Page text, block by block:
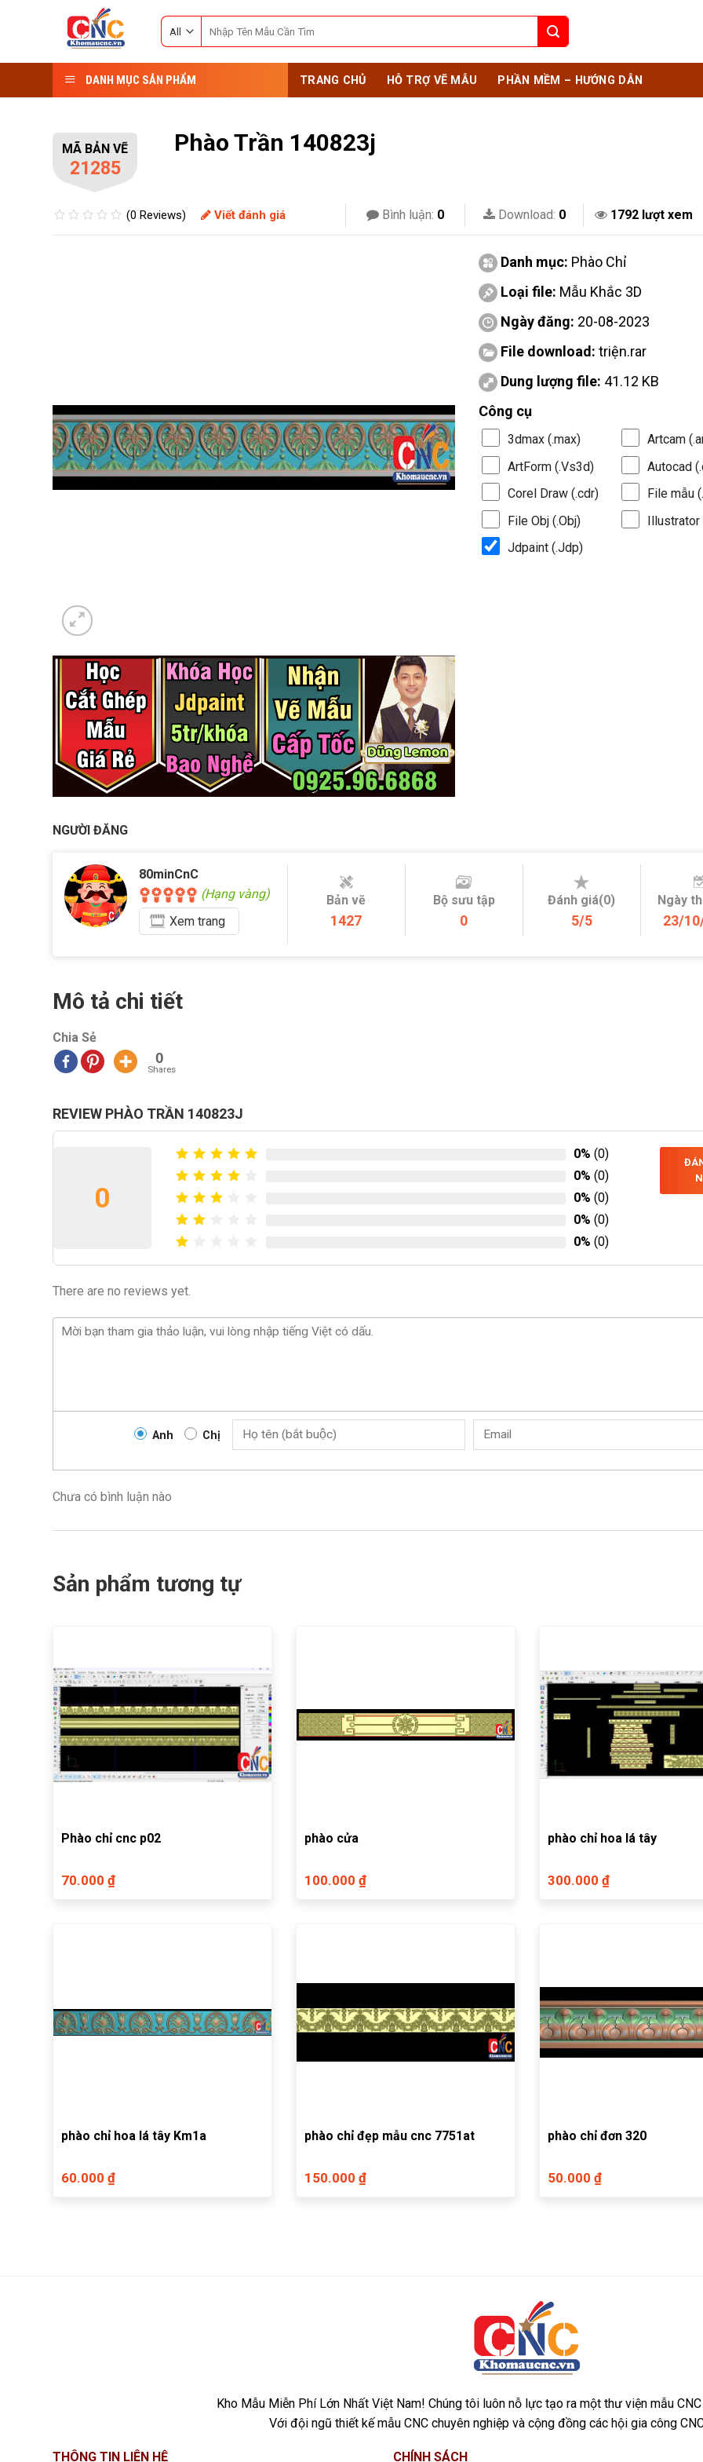
for:
DANH MỤC SẢN PHẨM TRANG CHỦ HỖ TRỢ VẼ MẪU PHẦN MỀM – HƯỚNG DẪN
MÃ BẢN VẼ
21285
Phào Trần 140823j
(0 Reviews) Viết đánh giá Bình luận: 0 Download: 0 1792 lượt xem
Danh mục: Phào Chỉ
Loại file: Mẫu Khắc 3D
Ngày đăng: 20-08-2023
File download: triện.rar
Dung lượng file: 41.12 KB
Công cụ
3dmax (.max)
Artcam
ArtForm (.Vs3d)
Autocad
Corel Draw (.cdr)
File mẫu
File Obj (.Obj)
Illustrator
Jdpaint (.Jdp)
NGƯỜI ĐĂNG
80minCnC
(Hạng vàng)
Xem trang
Bản vẽ
1427
Bộ sưu tập
0
Đánh giá(0)
5/5
Ngày
23/
Mô tả chi tiết
Chia Sẻ
0
Shares
REVIEW PHÀO TRẦN 140823J
0
0% (0)
0% (0)
0% (0)
0% (0)
0% (0)
There are no reviews yet.
Anh Chị
Chưa có bình luận nào
Sản phẩm tương tự
Phào chỉ cnc p02
70.000 ₫
phào cửa
100.000 ₫
phào chỉ hoa lá tây
300.000 ₫
phào chỉ hoa lá tây Km1a
60.000 ₫
phào chỉ đẹp mẫu cnc 7751at
150.000 ₫
phào chỉ đơn 320
50.000 ₫
Kho Mẫu Miễn Phí Lớn Nhất Việt Nam! Chúng tôi luôn nỗ lực tạo ra một thư viện mẫu
Với đội ngũ thiết kế mẫu CNC chuyên nghiệp và cộng đồng các hội gia công
THÔNG TIN LIÊN HỆ CHÍNH SÁCH